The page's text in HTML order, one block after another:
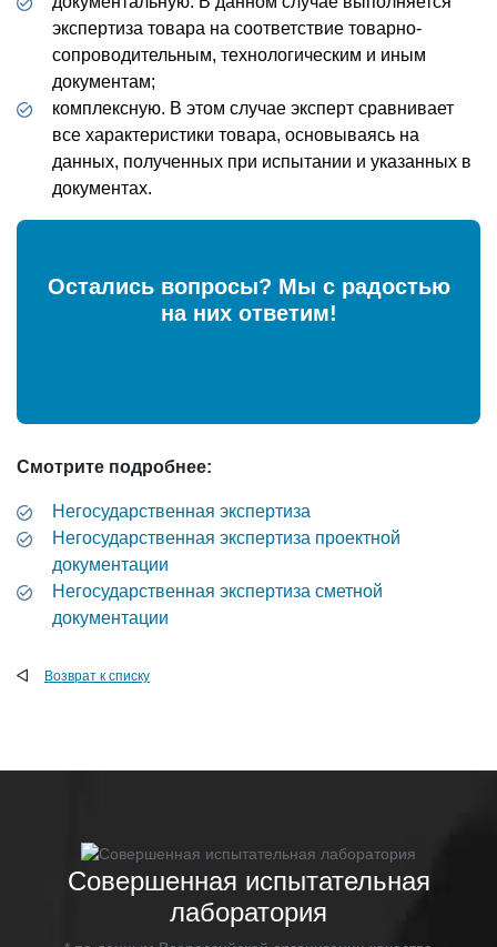
экспертиза товара на соответствие товарно-
сопроводительным, технологическим и иным
документам;
комплексную. В этом случае эксперт сравнивает
все характеристики товара, основываясь на
данных, полученных при испытании и указанных в
документах.
Остались вопросы? Мы с радостью
на них ответим!
Смотрите подробнее:
Негосударственная экспертиза
Негосударственная экспертиза проектной
документации
Негосударственная экспертиза сметной
документации
Возврат к списку
Совершенная испытательная
лаборатория